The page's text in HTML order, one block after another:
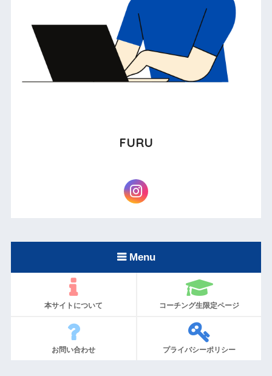
FURU
Menu
本サイトについて コーチング生限定ページ
お問い合わせ プライバシーポリシー